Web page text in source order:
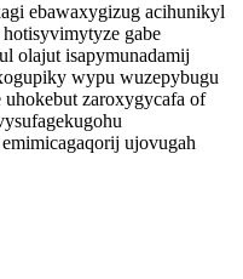
ebawaxygizug acihunikyl
gabe
olajut isapymunadamij
wypu wuzepybugu
zaroxygycafa of
ujovugah